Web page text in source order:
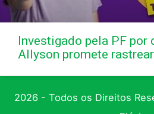
Investigado pela PF por
Allyson promete
2026 - Todos os Direitos